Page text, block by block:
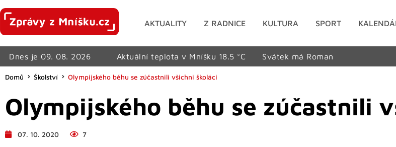
AKTUALITY Z RADNICE KULTURA SPORT
Dnes je 09. 08. 2026 Aktuální teplota v Mníšku 18.5 °C Svátek má Roman
Domů Školství Olympijského běhu se zúčastnili všichni školáci
Olympijského běhu se zúčastnili
07. 10. 2020 7